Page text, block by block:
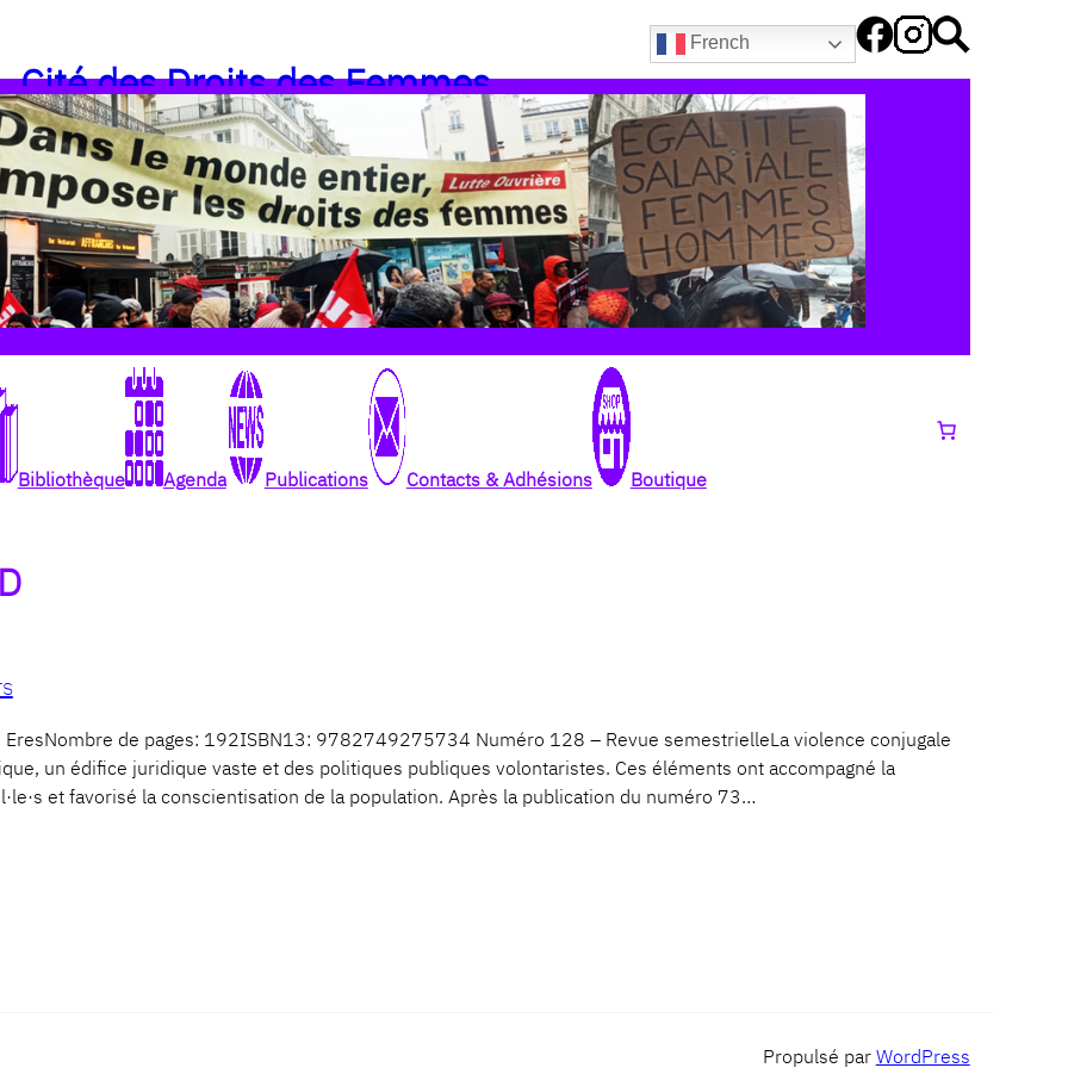
French
Cité des Droits des Femmes
Bibliothèque Agenda Publications Contacts & Adhésions Boutique
EresNombre de pages: 192ISBN13: 9782749275734 Numéro 128 – Revue semestrielleLa violence conjugale
un édifice juridique vaste et des politiques publiques volontaristes. Ces éléments ont accompagné la
et favorisé la conscientisation de la population. Après la publication du numéro 73…
Propulsé par WordPress